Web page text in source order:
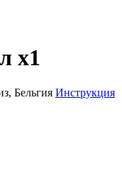
x1
Бельгия Инструкция